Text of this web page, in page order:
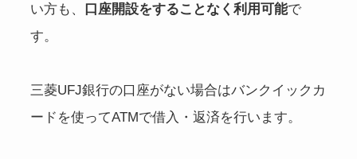
い方も、
口座開設をすることなく利用可能で
す。
三菱UFJ銀行の口座がない場合はバンクイックカ
ードを使ってATMで借入・返済を行います。